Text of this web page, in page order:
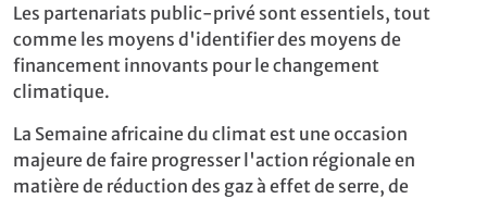
Les partenariats public-privé sont essentiels, tout
comme les moyens d'identifier des moyens de
financement innovants pour le changement
climatique.
La Semaine africaine du climat est une occasion
majeure de faire progresser l'action régionale en
matière de réduction des gaz à effet de serre, de